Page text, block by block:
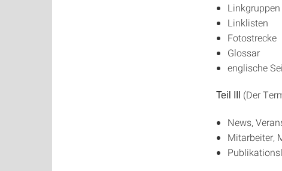
Linkgruppen
Linklisten
Fotostrecke
Glossar
englische
Teil III (Der
News,
Mitarbeiter,